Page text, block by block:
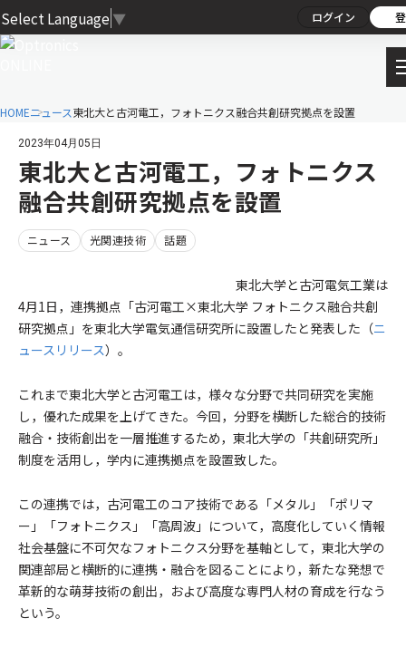
Select Language ▼ ログイン
HOMEニュース東北大と古河電工，フォトニクス融合共創研究拠点を設置
2023年04月05日
東北大と古河電工，フォトニクス
融合共創研究拠点を設置
ニュース 光関連技術 話題
東北大学と古河電気工業は
4月1日，連携拠点「古河電工×東北大学 フォトニクス融合共創
研究拠点」を東北大学電気通信研究所に設置したと発表した（ニ
ュースリリース）。
これまで東北大学と古河電工は，様々な分野で共同研究を実施
し，優れた成果を上げてきた。今回，分野を横断した総合的技術
融合・技術創出を一層推進するため，東北大学の「共創研究所」
制度を活用し，学内に連携拠点を設置致した。
この連携では，古河電工のコア技術である「メタル」「ポリマ
ー」「フォトニクス」「高周波」について，高度化していく情報
社会基盤に不可欠なフォトニクス分野を基軸として，東北大学の
関連部局と横断的に連携・融合を図ることにより，新たな発想で
革新的な萌芽技術の創出，および高度な専門人材の育成を行なう
という。